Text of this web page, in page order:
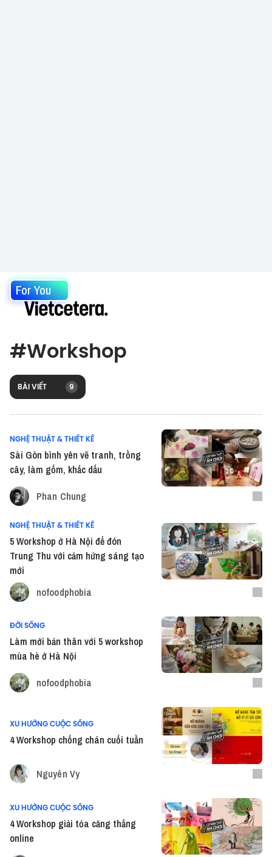
For You
#Workshop
BÀI VIẾT 9
NGHỆ THUẬT & THIẾT KẾ
Sài Gòn bình yên vẽ tranh, trồng
cây, làm gốm, khắc dấu
Phan Chung
NGHỆ THUẬT & THIẾT KẾ
5 Workshop ở Hà Nội để đón
Trung Thu với cảm hứng sáng tạo
mới
nofoodphobia
ĐỜI SỐNG
Làm mới bản thân với 5 workshop
mùa hè ở Hà Nội
nofoodphobia
XU HƯỚNG CUỘC SỐNG
4 Workshop chống chán cuối tuần
Nguyên Vy
XU HƯỚNG CUỘC SỐNG
4 Workshop giải tỏa căng thẳng
online